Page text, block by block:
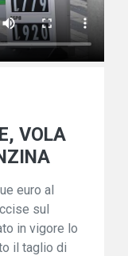
VOLA
euro al
sul
in vigore lo
il taglio di